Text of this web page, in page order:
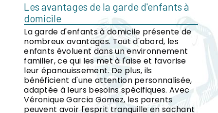
Les avantages de la garde d'enfants à
domicile
La garde d'enfants à domicile présente de
nombreux avantages. Tout d'abord, les
enfants évoluent dans un environnement
familier, ce qui les met à l'aise et favorise
leur épanouissement. De plus, ils
bénéficient d'une attention personnalisée,
adaptée à leurs besoins spécifiques. Avec
Véronique Garcia Gomez, les parents
peuvent avoir l'esprit tranquille en sachant